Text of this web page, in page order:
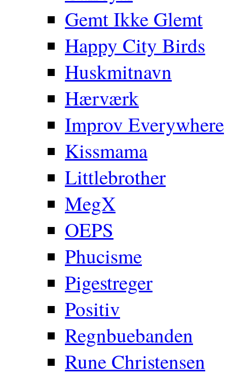
Gemt Ikke Glemt
Happy City Birds
Huskmitnavn
Hærværk
Improv Everywhere
Kissmama
Littlebrother
MegX
OEPS
Phucisme
Pigestreger
Positiv
Regnbuebanden
Rune Christensen